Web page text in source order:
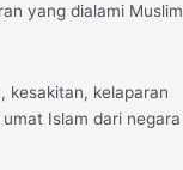
yang dialami Muslim
kesakitan, kelaparan
Islam dari negara